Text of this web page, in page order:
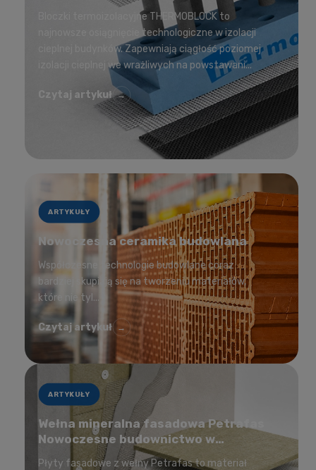
Bloczki termoizolacyjne THERMOBLOCK to
najnowsze osiągnięcie technologiczne w izolacji
cieplnej budynków. Zapewniają ciągłość poziomej
izolacji cieplnej we wrażliwych na powstawani...
Czytaj artykuł →
ARTYKUŁY
Nowoczesna ceramika budowlana
Współczesne technologie budowlane coraz
bardziej skupiają się na tworzeniu materiałów,
które nie tyl...
Czytaj artykuł →
ARTYKUŁY
Wełna mineralna fasadowa Petrafas
Nowoczesne budownictwo w
korzystnej cenie
Płyty fasadowe z wełny Petrafas to materiał